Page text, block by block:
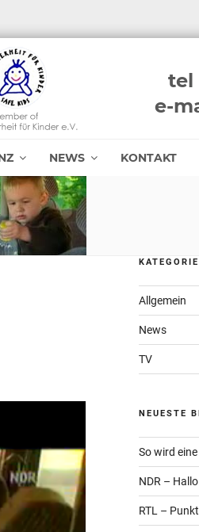
tel
e-
NEWS KONTAKT
Allgemein
News
TV
NEUESTE
So wird
NDR –
RTL –